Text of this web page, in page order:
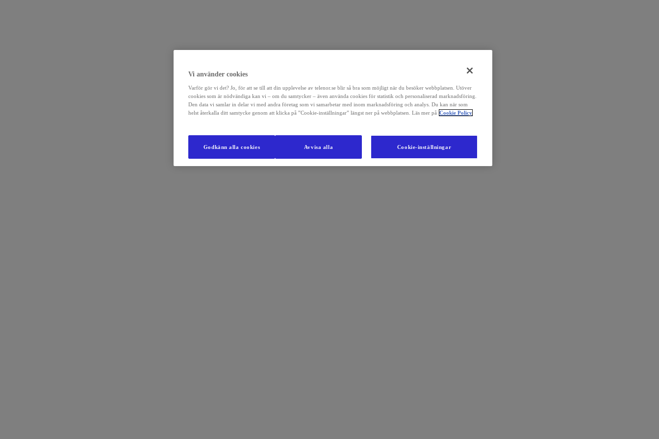
Vi använder cookies
Varför gör vi det? Jo, för att se till att din upplevelse av telenor.se blir så bra som möjligt när du besöker webbplatsen. Utöver
cookies som är nödvändiga kan vi – om du samtycker – även använda cookies för statistik och personaliserad marknadsföring.
Den data vi samlar in delar vi med andra företag som vi samarbetar med inom marknadsföring och analys. Du kan när som
helst återkalla ditt samtycke genom att klicka på ”Cookie-inställningar” längst ner på webbplatsen. Läs mer på Cookie Policy
Cookie-inställningar
Avvisa alla
Godkänn alla cookies